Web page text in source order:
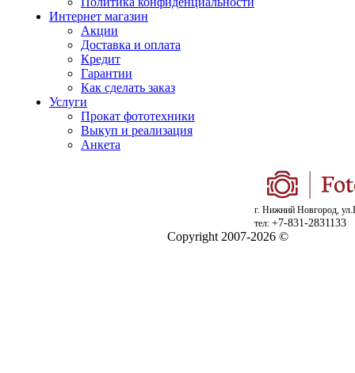
Интернет магазин
Акции
Доставка и оплата
Кредит
Гарантии
Как сделать заказ
Услуги
Прокат фототехники
Выкуп и реализация
Анкета
г. Нижний Новгород,
тел: +7-831-2831133
Copyright 2007-2026 ©